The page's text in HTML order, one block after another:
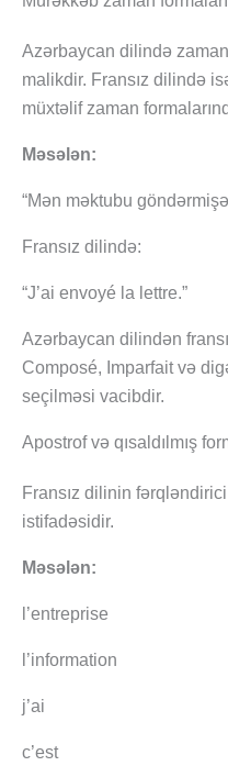
Azərbaycan dilində
malikdir. Fransız dilində
müxtəlif zaman
Məsələn:
“Mən məktubu
Fransız dilində:
“J’ai envoyé la lettre.”
Azərbaycan dilindən
Composé, Imparfait və
seçilməsi vacibdir.
Apostrof və qısaldılmış
Fransız dilinin
istifadəsidir.
Məsələn:
l’entreprise
l’information
j’ai
c’est